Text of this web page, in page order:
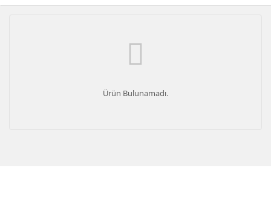
Ürün Bulunamadı.